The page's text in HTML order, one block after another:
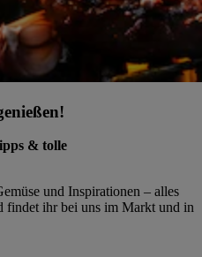
& tolle
und Inspirationen – alles
findet ihr bei uns im Markt und in